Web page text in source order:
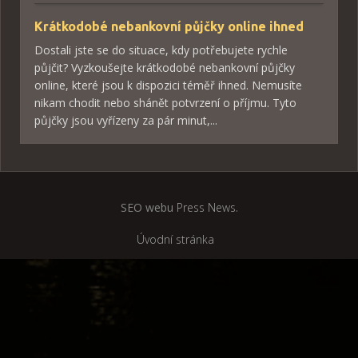
Krátkodobé nebankovní půjčky online ihned
Dostali jste se do situace, kdy potřebujete rychle
půjčit? Vyzkoušejte krátkodobé nebankovní půjčky
online, které jsou k dispozici téměř ihned. Nemusíte
nikam chodit nebo shánět potvrzení o příjmu. Tyto
půjčky jsou vyřízeny za pár minut,...
SEO webu Press News.
Úvodní stránka